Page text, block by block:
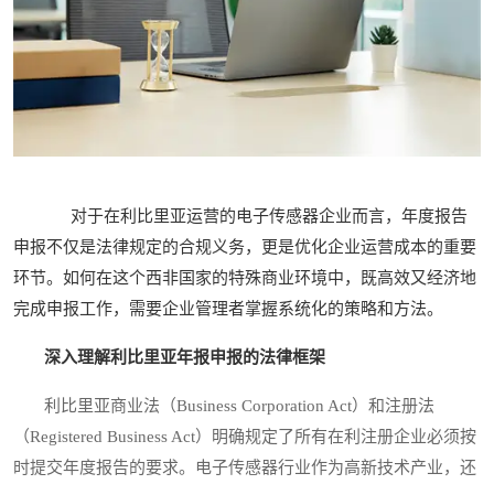
对于在利比里亚运营的电子传感器企业而言，年度报告
申报不仅是法律规定的合规义务，更是优化企业运营成本的重要
环节。如何在这个西非国家的特殊商业环境中，既高效又经济地
完成申报工作，需要企业管理者掌握系统化的策略和方法。
深入理解利比里亚年报申报的法律框架
利比里亚商业法（Business Corporation Act）和注册法
（Registered Business Act）明确规定了所有在利注册企业必须按
时提交年度报告的要求。电子传感器行业作为高新技术产业，还